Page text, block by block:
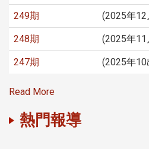
249期 (2025年12
248期 (2025年11
247期 (2025年10
Read More
熱門報導